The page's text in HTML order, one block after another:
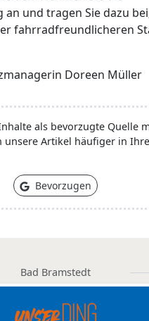
und tragen Sie dazu
fahrradfreundlicheren
Doreen Müller
als bevorzugte Quelle
Artikel häufiger in
Bevorzugen
Bad Bramstedt